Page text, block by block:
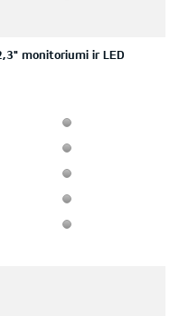
monitoriumi ir LED